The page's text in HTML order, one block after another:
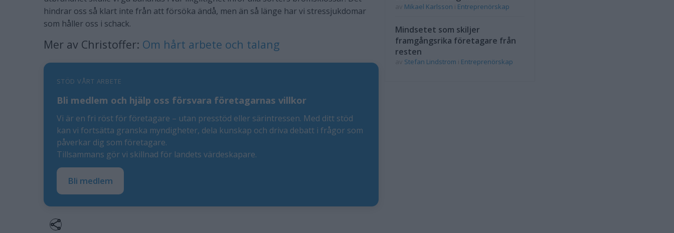
hindrar oss så klart inte från att försöka ändå, men än så länge har vi stressjukdomar
som håller oss i schack.
Mer av Christoffer: Om hårt arbete och talang
STÖD VÅRT ARBETE
Bli medlem och hjälp oss försvara företagarnas villkor
Vi är en fri röst för företagare – utan presstöd eller särintressen. Med ditt stöd
kan vi fortsätta granska myndigheter, dela kunskap och driva debatt i frågor som
påverkar dig som företagare.
Tillsammans gör vi skillnad för landets värdeskapare.
Bli medlem
Mikael Karlsson Entreprenörskap
Mindsetet som skiljer
framgångsrika företagare från
resten
Stefan Lindstrom Entreprenörskap